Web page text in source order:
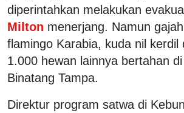
diperintahkan melakukan
Milton menerjang. Namun
flamingo Karabia, kuda nil kerdil
1.000 hewan lainnya bertahan
Binatang Tampa.
Direktur program satwa di